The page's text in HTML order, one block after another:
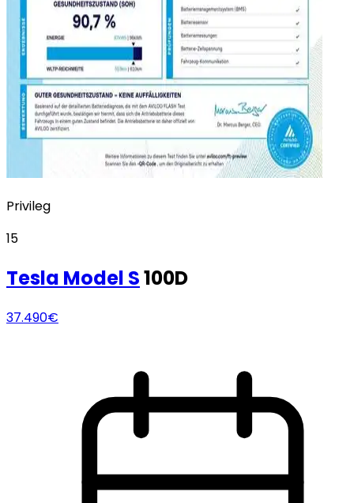
Privileg
15
Tesla Model S100D
37.490€